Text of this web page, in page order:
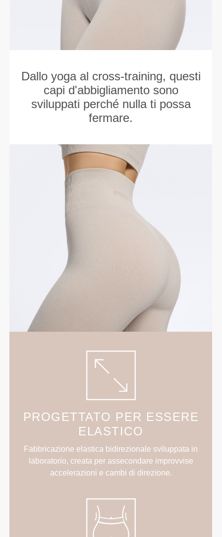
Dallo yoga al cross-training, questi
capi d'abbigliamento sono
sviluppati perché nulla ti possa
fermare.
PROGETTATO PER ESSERE
ELASTICO
Fabbricazione elastica bidirezionale sviluppata in
laboratorio, creata per assecondare improvvise
accelerazioni e cambi di direzione.